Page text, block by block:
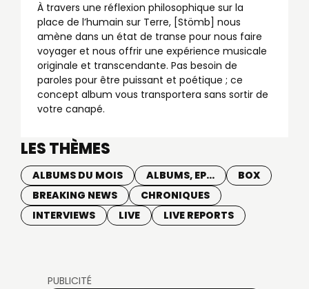
À travers une réflexion philosophique sur la
place de l’humain sur Terre, [Stömb] nous
amène dans un état de transe pour nous faire
voyager et nous offrir une expérience musicale
originale et transcendante. Pas besoin de
paroles pour être puissant et poétique ; ce
concept album vous transportera sans sortir de
votre canapé.
LES THÈMES
ALBUMS DU MOIS ALBUMS, EP...
BOX
BREAKING NEWS
CHRONIQUES
INTERVIEWS
LIVE LIVE REPORTS
PUBLICITÉ